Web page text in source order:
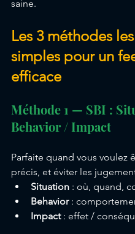
saine.
Les 3 méthodes
simples pour un
efficace
Méthode 1 — SBI :
Behavior / Impact
Parfaite quand vous voulez
précis, et éviter les
Situation : où, quand,
Behavior :
Impact : effet /